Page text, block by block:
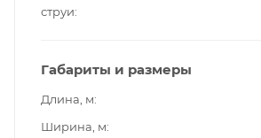
струи
Габариты и размеры
Длина, м
Ширина, м